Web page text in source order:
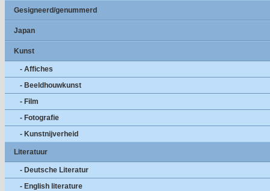
Gesigneerd/genummerd
Japan
Kunst
- Affiches
- Beeldhouwkunst
- Film
- Fotografie
- Kunstnijverheid
Literatuur
- Deutsche Literatur
- English literature